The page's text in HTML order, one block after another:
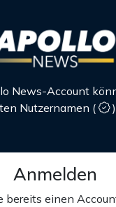
News-Account
Nutzernamen (
)
Anmelden
bereits einen